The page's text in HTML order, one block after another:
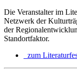
Die Veranstalter im
Netzwerk der
der
Standortfaktor.
zum